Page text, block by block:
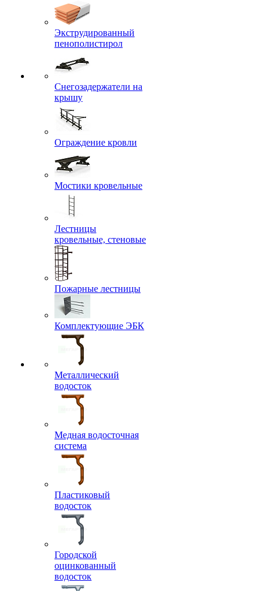
Экструдированный
пенополистирол
Снегозадержатели на
крышу
Ограждение кровли
Мостики кровельные
Лестницы
кровельные, стеновые
Пожарные лестницы
Комплектующие ЭБК
Металлический
водосток
Медная водосточная
система
Пластиковый
водосток
Городской
оцинкованный
водосток